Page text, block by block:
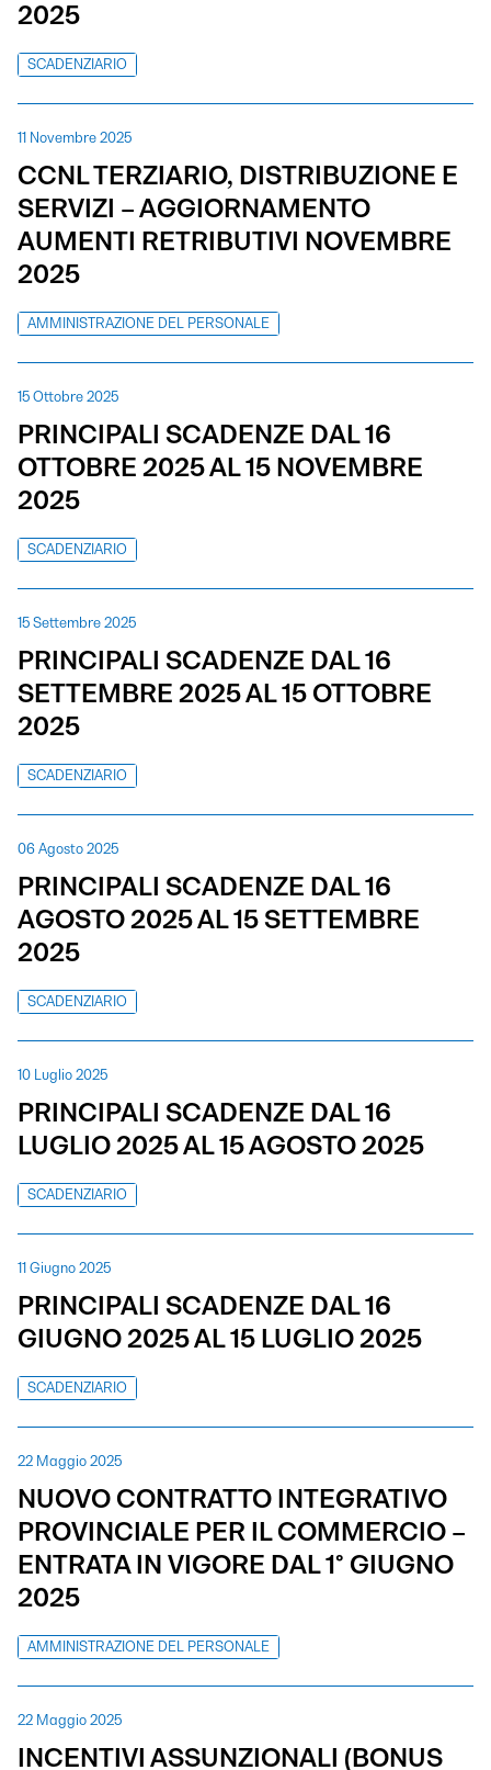
2025
SCADENZIARIO
11 Novembre 2025
CCNL TERZIARIO, DISTRIBUZIONE E
SERVIZI – AGGIORNAMENTO
AUMENTI RETRIBUTIVI NOVEMBRE
2025
AMMINISTRAZIONE DEL PERSONALE
15 Ottobre 2025
PRINCIPALI SCADENZE DAL 16
OTTOBRE 2025 AL 15 NOVEMBRE
2025
SCADENZIARIO
15 Settembre 2025
PRINCIPALI SCADENZE DAL 16
SETTEMBRE 2025 AL 15 OTTOBRE
2025
SCADENZIARIO
06 Agosto 2025
PRINCIPALI SCADENZE DAL 16
AGOSTO 2025 AL 15 SETTEMBRE
2025
SCADENZIARIO
10 Luglio 2025
PRINCIPALI SCADENZE DAL 16
LUGLIO 2025 AL 15 AGOSTO 2025
SCADENZIARIO
11 Giugno 2025
PRINCIPALI SCADENZE DAL 16
GIUGNO 2025 AL 15 LUGLIO 2025
SCADENZIARIO
22 Maggio 2025
NUOVO CONTRATTO INTEGRATIVO
PROVINCIALE PER IL COMMERCIO –
ENTRATA IN VIGORE DAL 1° GIUGNO
2025
AMMINISTRAZIONE DEL PERSONALE
22 Maggio 2025
INCENTIVI ASSUNZIONALI (BONUS